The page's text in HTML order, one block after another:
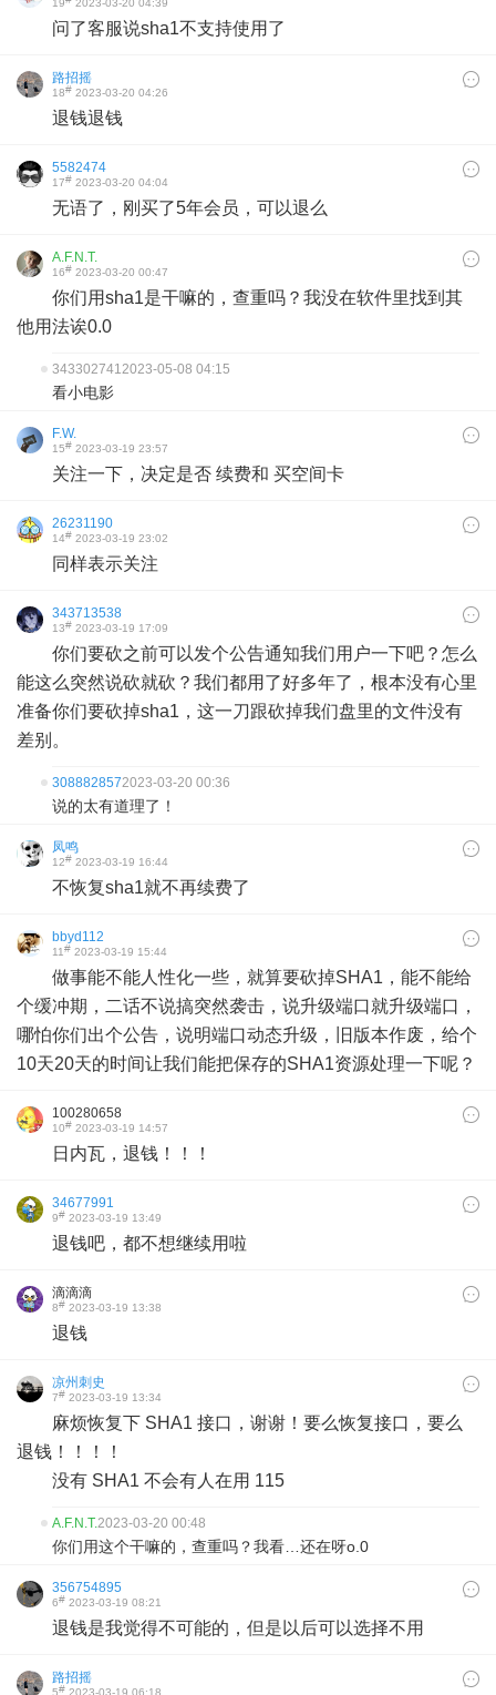
19 2023-03-20 04:39
问了客服说sha1不支持使用了
路招摇
18# 2023-03-20 04:26
退钱退钱
5582474
17# 2023-03-20 04:04
无语了，刚买了5年会员，可以退么
A.F.N.T.
16# 2023-03-20 00:47
你们用sha1是干嘛的，查重吗？我没在软件里找到其
他用法诶0.0
3433027412023-05-08 04:15
看小电影
F.W.
15# 2023-03-19 23:57
关注一下，决定是否 续费和 买空间卡
26231190
14# 2023-03-19 23:02
同样表示关注
343713538
13# 2023-03-19 17:09
你们要砍之前可以发个公告通知我们用户一下吧？怎么
能这么突然说砍就砍？我们都用了好多年了，根本没有心里
准备你们要砍掉sha1，这一刀跟砍掉我们盘里的文件没有
差别。
3088828572023-03-20 00:36
说的太有道理了！
凤鸣
12# 2023-03-19 16:44
不恢复sha1就不再续费了
bbyd112
11# 2023-03-19 15:44
做事能不能人性化一些，就算要砍掉SHA1，能不能给
个缓冲期，二话不说搞突然袭击，说升级端口就升级端口，
哪怕你们出个公告，说明端口动态升级，旧版本作废，给个
10天20天的时间让我们能把保存的SHA1资源处理一下呢？
100280658
10# 2023-03-19 14:57
日内瓦，退钱！！！
34677991
9# 2023-03-19 13:49
退钱吧，都不想继续用啦
滴滴滴
8# 2023-03-19 13:38
退钱
凉州刺史
7# 2023-03-19 13:34
麻烦恢复下 SHA1 接口，谢谢！要么恢复接口，要么
退钱！！！！
没有 SHA1 不会有人在用 115
A.F.N.T.2023-03-20 00:48
你们用这个干嘛的，查重吗？我看…还在呀o.0
356754895
6# 2023-03-19 08:21
退钱是我觉得不可能的，但是以后可以选择不用
路招摇
5# 2023-03-19 06:18